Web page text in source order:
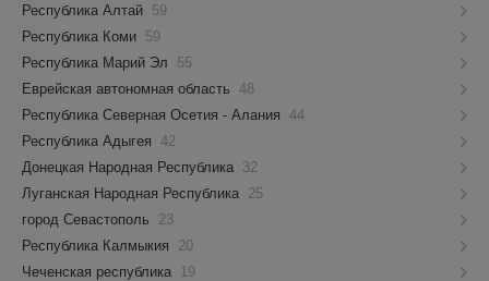
Республика Алтай 59
Республика Коми 59
Республика Марий Эл
55
Еврейская автономная область 48
Республика Северная Осетия - Алания 44
Республика Адыгея 42
Донецкая Народная Республика 32
Луганская Народная Республика 25
город Севастополь
23
Республика Калмыкия
20
Чеченская республика
19